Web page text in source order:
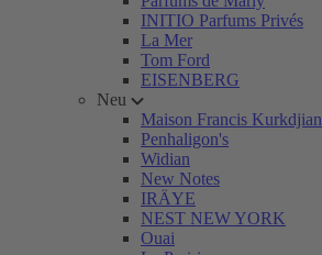
INITIO Parfums Privés
La Mer
Tom Ford
EISENBERG
Neu
Maison Francis Kurkdjian
Penhaligon's
Widian
New Notes
IRÄYE
NEST NEW YORK
Ouai